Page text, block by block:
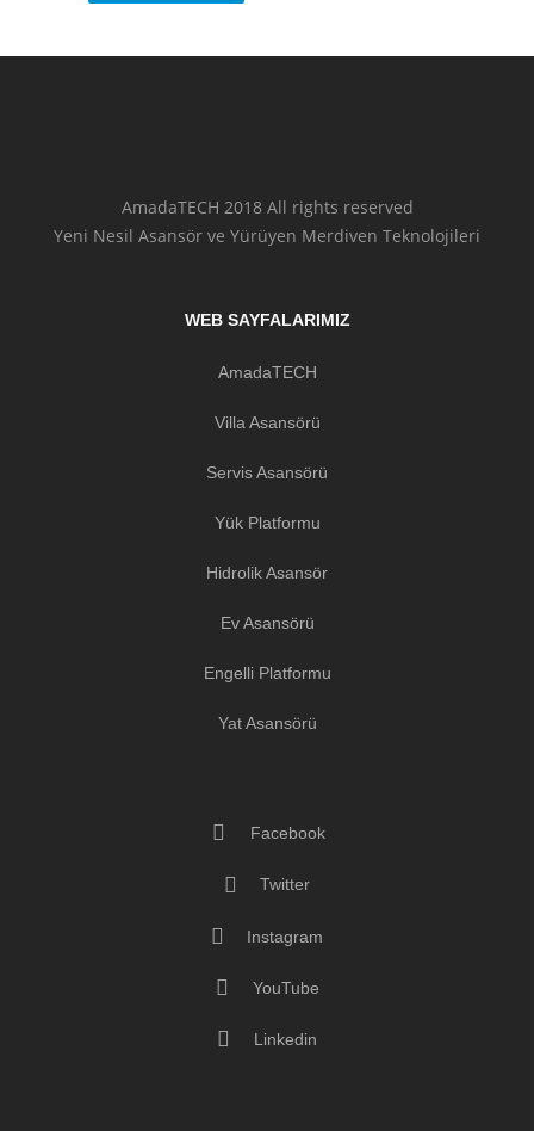
AmadaTECH 2018 All rights reserved
Yeni Nesil Asansör ve Yürüyen Merdiven Teknolojileri
WEB SAYFALARIMIZ
AmadaTECH
Villa Asansörü
Servis Asansörü
Yük Platformu
Hidrolik Asansör
Ev Asansörü
Engelli Platformu
Yat Asansörü
Facebook
Twitter
Instagram
YouTube
Linkedin